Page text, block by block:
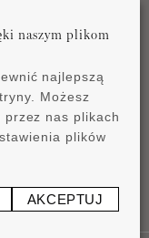
naszym plikom
najlepszą
Możesz
nas plikach
plików
AKCEPTUJ